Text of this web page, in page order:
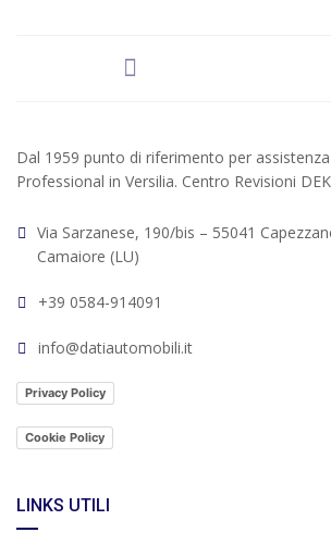
Dal 1959 punto di riferimento per
Professional in Versilia. Centro Revisioni
Via Sarzanese, 190/bis – 55041
Camaiore (LU)
+39 0584-914091
info@datiautomobili.it
Privacy Policy
Cookie Policy
LINKS UTILI